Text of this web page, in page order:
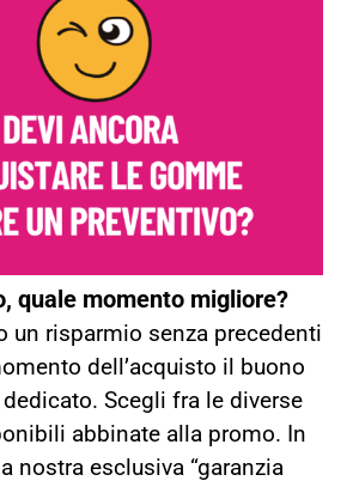
quale momento migliore?
un risparmio senza precedenti
dell’acquisto il buono
Scegli fra le diverse
abbinate alla promo. In
nostra esclusiva “garanzia